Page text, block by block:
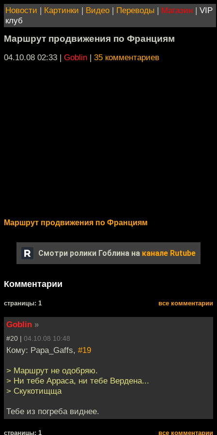
Новости | Картинки | Видео | Переводы | Магазин | VIP
клуб
Маршрут продвижения по Франциям
04.10.08 02:33 | Goblin | 35 комментариев
Маршрут продвижения по Франциям
Смотри ролики Гоблина на канале Rutube
Комментарии
cтраницы: 1 все комментарии
Goblin »
#20 | 04.10.08 10:48
Кому: Papa_Gaffs, #19
> Маршрут не одобряю.
> Ни тебе Арраса, ни тебе Вердена...
> Скукотищща
Тебе из погреба виднее.
cтраницы: 1 все комментарии